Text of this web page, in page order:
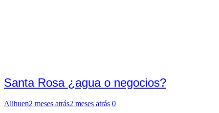
Santa Rosa ¿agua o negocios?
Alihuen2 meses atrás2 meses atrás 0